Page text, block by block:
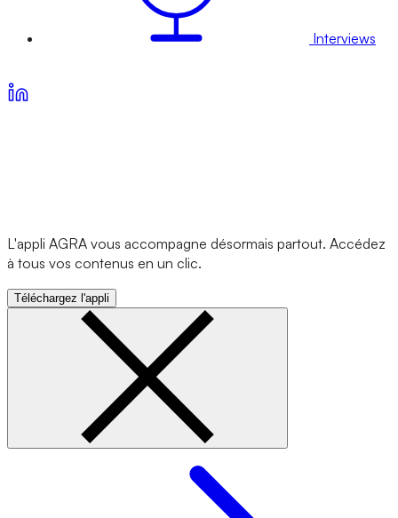
Interviews
L'appli AGRA vous accompagne désormais partout. Accédez
à tous vos contenus en un clic.
Téléchargez l'appli